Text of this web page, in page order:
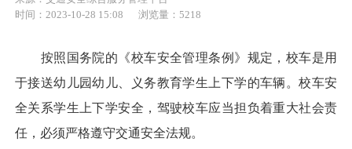
时间：2023-10-28 15:08
浏览量： 5218
按照国务院的《校车安全管理条例》规定，校车是用
于接送幼儿园幼儿、义务教育学生上下学的车辆。校车安
全关系学生上下学安全，驾驶校车应当担负着重大社会责
任，必须严格遵守交通安全法规。